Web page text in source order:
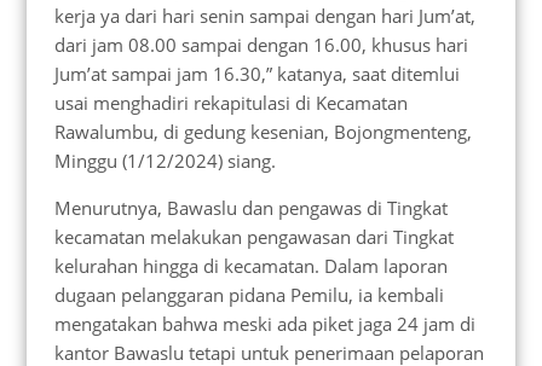
kerja ya dari hari senin sampai dengan hari Jum’at,
dari jam 08.00 sampai dengan 16.00, khusus hari
Jum’at sampai jam 16.30,” katanya, saat ditemlui
usai menghadiri rekapitulasi di Kecamatan
Rawalumbu, di gedung kesenian, Bojongmenteng,
Minggu (1/12/2024) siang.
Menurutnya, Bawaslu dan pengawas di Tingkat
kecamatan melakukan pengawasan dari Tingkat
kelurahan hingga di kecamatan. Dalam laporan
dugaan pelanggaran pidana Pemilu, ia kembali
mengatakan bahwa meski ada piket jaga 24 jam di
kantor Bawaslu tetapi untuk penerimaan pelaporan